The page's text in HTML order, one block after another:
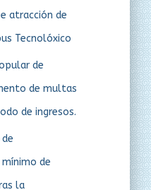
atracción de
Tecnolóxico
de
de multas
de ingresos.
de
la